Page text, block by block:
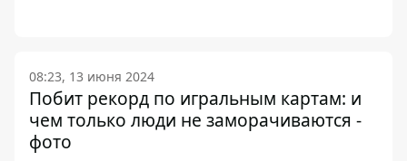
08:23, 13 июня 2024
Побит рекорд по игральным картам: и
чем только люди не заморачиваются -
фото